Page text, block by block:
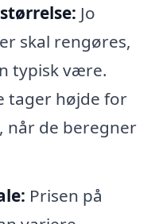
Jo
skal rengøres,
typisk være.
tager højde for
når de beregner
Prisen på